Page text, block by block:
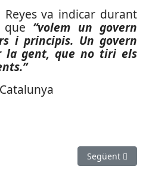
Reyes va indicar durant
“volem un govern
i principis. Un govern
la gent, que no tiri els
el president Josep
Article
Següent